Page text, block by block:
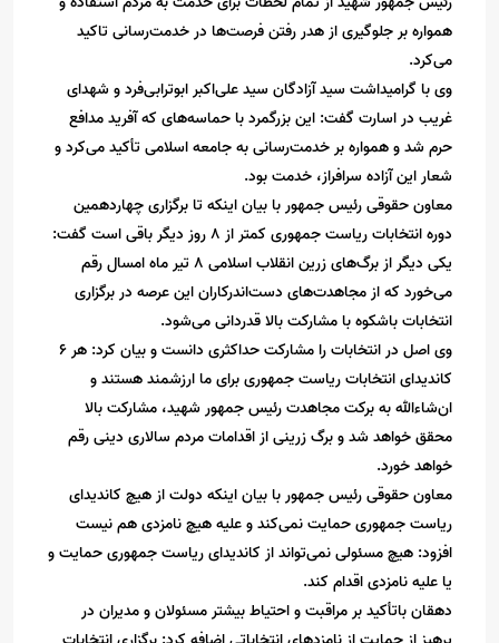
همواره بر جلوگیری از هدر رفتن فرصت‌ها در خدمت‌رسانی تاکید
می‌کرد.
وی با گرامیداشت سید آزادگان سید علی‌اکبر ابوترابی‌فرد و شهدای
غریب در اسارت گفت: این بزرگمرد با حماسه‌های که آفرید مدافع
حرم شد و همواره بر خدمت‌رسانی به جامعه اسلامی تأکید می‌کرد و
شعار این آزاده سرافراز، خدمت بود.
معاون حقوقی رئیس جمهور با بیان اینکه تا برگزاری چهاردهمین
دوره انتخابات ریاست جمهوری کمتر از 8 روز دیگر باقی است گفت:
یکی دیگر از برگ‌های زرین انقلاب اسلامی 8 تیر ماه امسال رقم
می‌خورد که از مجاهدت‌های دست‌اندرکاران این عرصه در برگزاری
انتخابات باشکوه با مشارکت بالا قدردانی می‌شود.
وی اصل در انتخابات را مشارکت حداکثری دانست و بیان کرد: هر 6
کاندیدای انتخابات ریاست جمهوری برای ما ارزشمند هستند و
ان‌شاءالله به برکت مجاهدت رئیس جمهور شهید، مشارکت بالا
محقق خواهد شد و برگ زرینی از اقدامات مردم سالاری دینی رقم
خواهد خورد.
معاون حقوقى رئیس جمهور با بیان اینکه دولت از هیچ کاندیدای
ریاست جمهوری حمایت نمی‌کند و علیه هیچ نامزدی هم نیست
افزود: هیچ مسئولی نمی‌تواند از کاندیدای ریاست جمهوری حمایت و
یا علیه نامزدی اقدام کند.
دهقان باتأکید بر مراقبت و احتیاط بیشتر مسئولان و مدیران در